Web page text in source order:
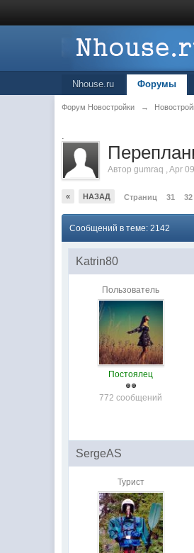
Nhouse.ru Форумы
Форум Новостройки →
.
Авторgumraq ,Apr
« НАЗАД Страниц 31 32
Сообщений в теме: 2142
Katrin80
Пользователь
Постоялец
772 сообщений
SergeAS
Турист